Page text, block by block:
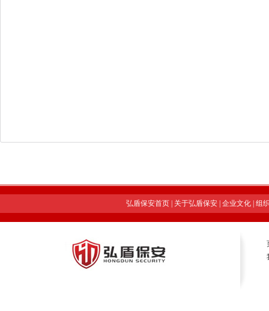
弘盾保安首页| 关于弘盾保安| 企业文化| 组